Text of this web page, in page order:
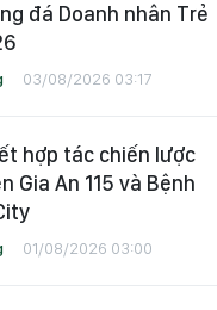
đá Doanh nhân Trẻ
03/08/2026 03:17
hợp tác chiến lược
Gia An 115 và Bệnh
01/08/2026 03:00